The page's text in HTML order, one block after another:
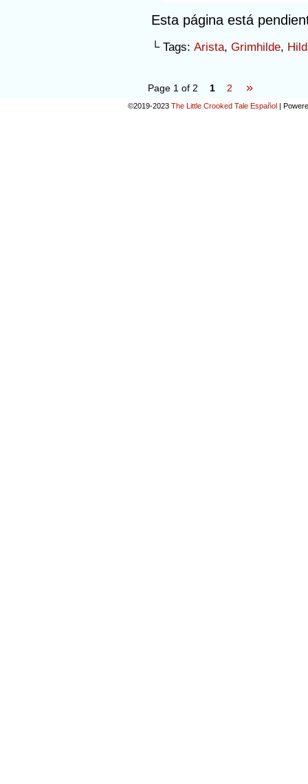
Esta página está
└ Tags: Arista, Grimhilde,
Page 1 of 2 1 2 »
©2019-2023 The Little Crooked Tale Español |